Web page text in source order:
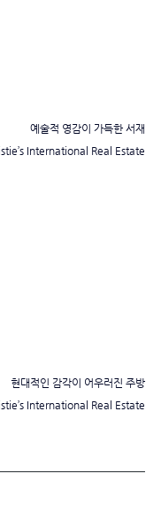
예술적 영감이 가득한 서재
International Real Estate
현대적인 감각이 어우러진 주방
International Real Estate